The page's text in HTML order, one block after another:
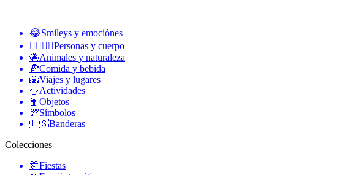
😂Smileys y emociónes
👩‍❤️‍💋‍👨Personas y cuerpo
🐝Animales y naturaleza
🍕Comida y bebida
🌇Viajes y lugares
🥎Actividades
📙Objetos
💯Símbolos
🇺🇸Banderas
Colecciones
🎊Fiestas